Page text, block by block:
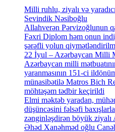
Milli ruhlu, ziyalı və
Sevindik Nəsiboğlu
Allahverən Pərvizoğlunun
Fəxri Diplom həm onun
şərəfli yolun
22 İyul – Azərbaycan Milli
Azərbaycan milli
yaranmasının 151-ci
münasibətilə Matros Bich
möhtəşəm tədbir keçirildi
Elmi məktəb yaradan,
düşüncəsini fəlsəfi baxışlarla
zənginləşdirən böyük ziyalı
Əhəd Xanəhməd oğlu